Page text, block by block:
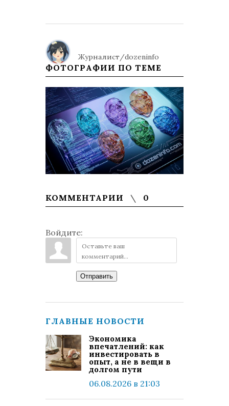
Журналист/dozeninfo
ФОТОГРАФИИ ПО ТЕМЕ
КОММЕНТАРИИ 0
Войдите:
Отправить
ГЛАВНЫЕ НОВОСТИ
Экономика
впечатлений: как
инвестировать в
опыт, а не в вещи в
долгом пути
06.08.2026 в 21:03